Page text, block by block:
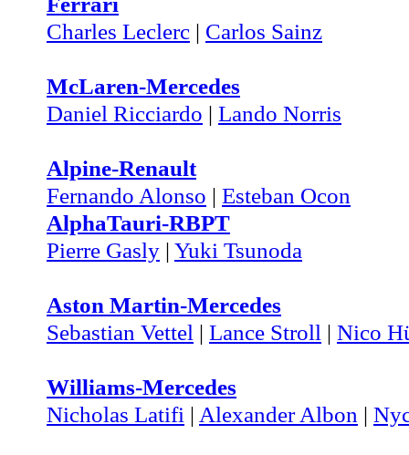
Charles Leclerc | Carlos Sainz
McLaren-Mercedes
Daniel Ricciardo | Lando Norris
Alpine-Renault
Fernando Alonso | Esteban Ocon
AlphaTauri-RBPT
Pierre Gasly | Yuki Tsunoda
Aston Martin-Mercedes
Sebastian Vettel | Lance Stroll | Nico
Williams-Mercedes
Nicholas Latifi | Alexander Albon |